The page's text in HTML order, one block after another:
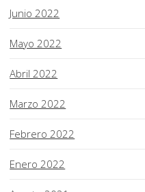
Junio 2022
Mayo 2022
Abril 2022
Marzo 2022
Febrero 2022
Enero 2022